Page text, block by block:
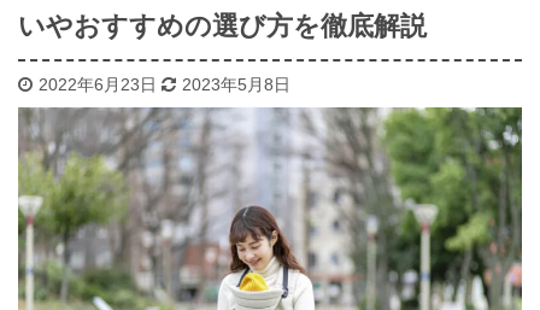
いやおすすめの選び方を徹底解説
2022年6月23日 2023年5月8日